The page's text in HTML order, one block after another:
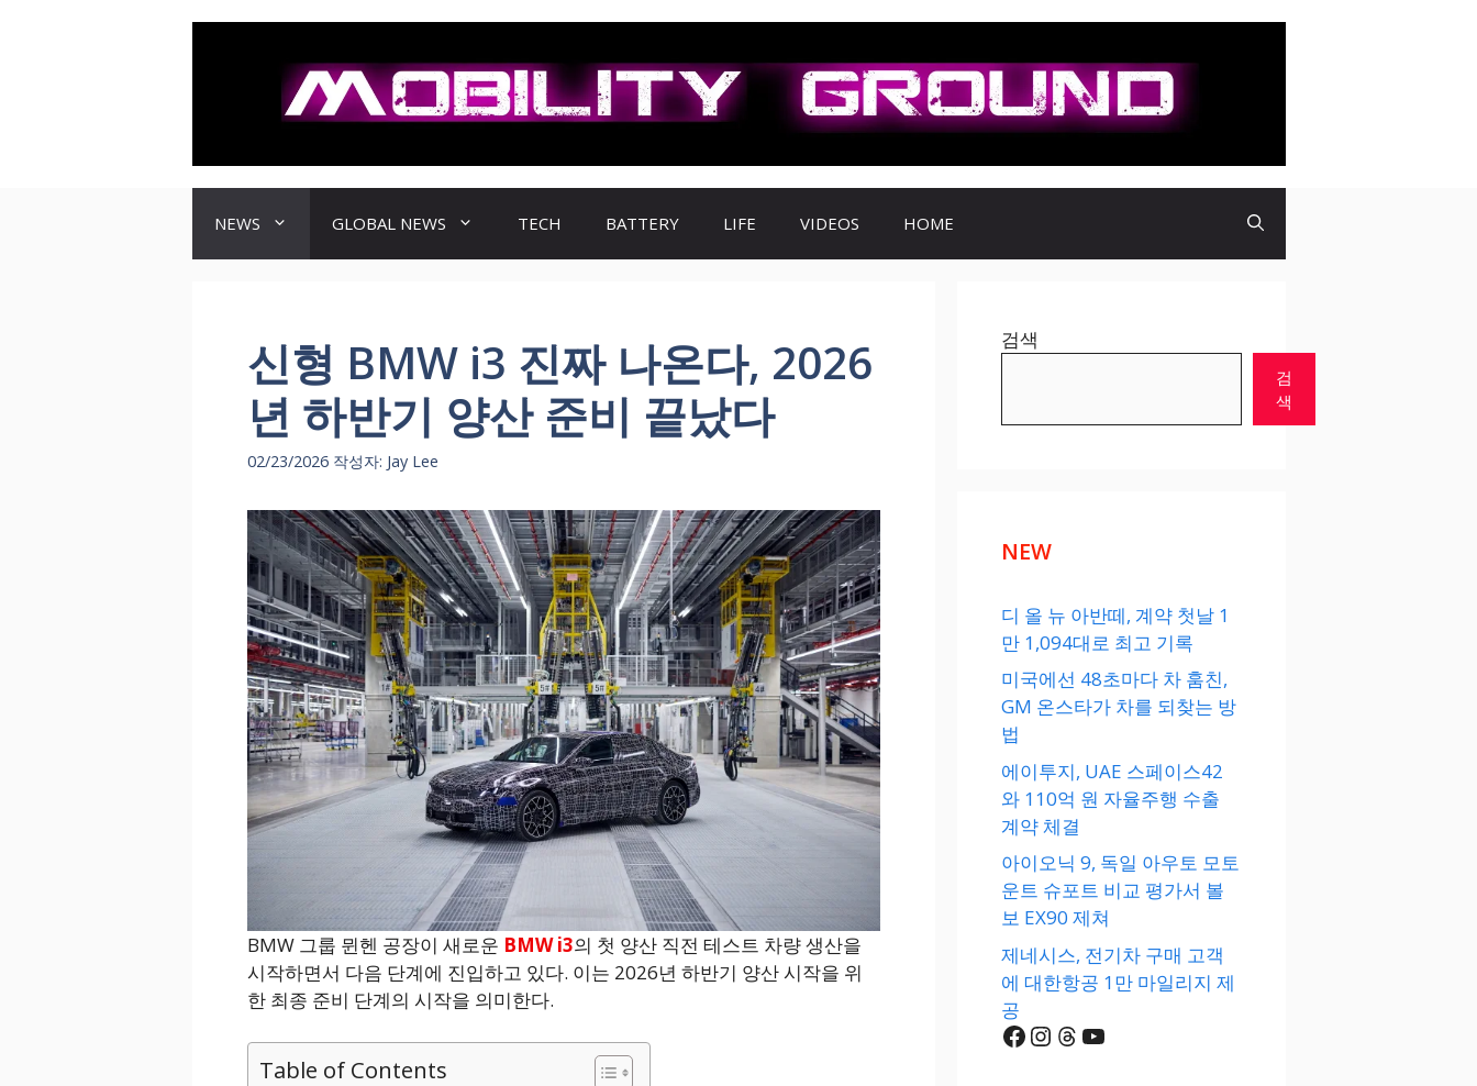
NEWS GLOBAL NEWS TECH BATTERY LIFE VIDEOS HOME
신형 BMW i3 진짜 나온다, 2026
년 하반기 양산 준비 끝났다
02/23/2026 작성자: Jay Lee
BMW 그룹 뮌헨 공장이 새로운 BMW i3의 첫 양산 직전 테스트 차량 생산을
시작하면서 다음 단계에 진입하고 있다. 이는 2026년 하반기 양산 시작을 위
한 최종 준비 단계의 시작을 의미한다.
Table of Contents
검색
검
색
NEW
디 올 뉴 아반떼, 계약 첫날 1
만 1,094대로 최고 기록
미국에선 48초마다 차 훔친,
GM 온스타가 차를 되찾는 방
법
에이투지, UAE 스페이스42
와 110억 원 자율주행 수출
계약 체결
아이오닉 9, 독일 아우토 모토
운트 슈포트 비교 평가서 볼
보 EX90 제쳐
제네시스, 전기차 구매 고객
에 대한항공 1만 마일리지 제
공
Facebook
Instagram
Threads
YouTube